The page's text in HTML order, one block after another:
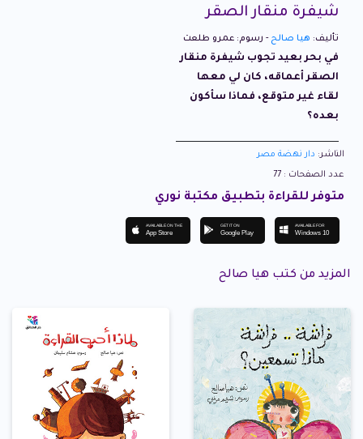
شيفرة منقار الصقر
تأليف: هيا صالح - رسوم: عمرو طلعت
في بحر بعيد تجوب شيفرة منقار
الصقر أعماقه، كان لي معها
لقاء غير متوقع، فماذا سأكون
بعده؟
الناشر: دار نهضة مصر
عدد الصفحات : 77
متوفر للقراءة بتطبيق مكتبة نوري
AVAILABLE ON THE
App Store
GET IT ON
Google Play
AVAILABLE FOR
Windows 10
المزيد من كتب هيا صالح